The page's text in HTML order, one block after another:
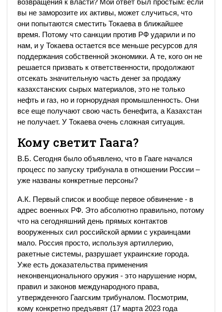
возвращения к власти? Мой ответ был простым: если
вы не заморозите их активы, может случиться, что
они попытаются сместить Токаева в ближайшее
время. Потому что санкции против РФ ударили и по
нам, и у Токаева остается все меньше ресурсов для
поддержания собственной экономики. А те, кого он не
решается призвать к ответственности, продолжают
отсекать значительную часть денег за продажу
казахстанских сырых материалов, это не только
нефть и газ, но и горнорудная промышленность. Они
все еще получают свою часть бенефита, а Казахстан
не получает. У Токаева очень сложная ситуация.
Кому светит Гаага?
В.Б. Сегодня было объявлено, что в Гааге начался
процесс по запуску трибунала в отношении России –
уже названы конкретные персоны?
А.К. Первый список и вообще первое обвинение - в
адрес военных РФ. Это абсолютно правильно, потому
что на сегодняшний день прямых контактов
вооруженных сил российской армии с украинцами
мало. Россия просто, используя артиллерию,
ракетные системы, разрушает украинские города.
Уже есть доказательства применения
неконвенционального оружия - это нарушение норм,
правил и законов международного права,
утвержденного Гаагским трибуналом. Посмотрим,
кому конкретно предъявят (17 марта 2023 года